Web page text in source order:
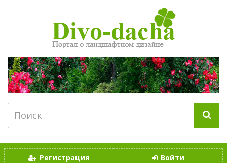
Регистрация Войти